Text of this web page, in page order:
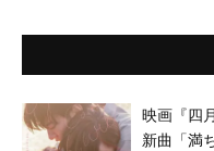
映画『四
新曲「満